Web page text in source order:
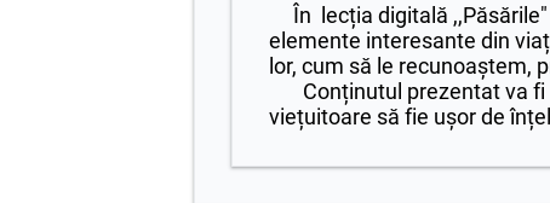
În lecția digitală ,,Păsările"
elemente interesante din
lor, cum să le recunoaștem,
Conținutul prezentat va fi
viețuitoare să fie ușor de